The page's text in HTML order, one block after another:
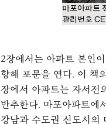
마포아파트
관리번호
2장에서는 아파트 본인
향해 포문을 연다. 이 책
장에서 아파트는 자서전
반추한다. 마포아파트에
강남과 수도권 신도시의